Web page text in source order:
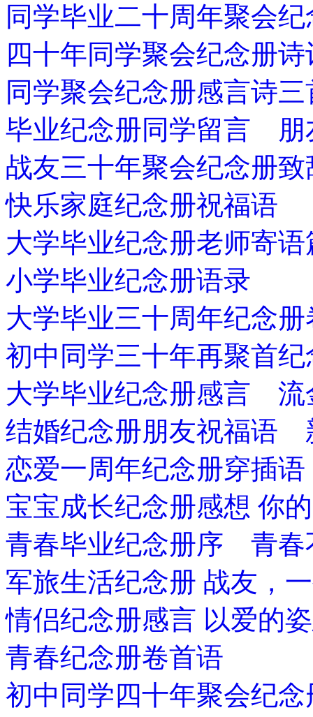
同学毕业二十周年聚会
四十年同学聚会纪念册
同学聚会纪念册感言诗三
毕业纪念册同学留言 朋
战友三十年聚会纪念册致
快乐家庭纪念册祝福语
大学毕业纪念册老师寄语
小学毕业纪念册语录
大学毕业三十周年纪念册
初中同学三十年再聚首
大学毕业纪念册感言 流
结婚纪念册朋友祝福语
恋爱一周年纪念册穿插
宝宝成长纪念册感想 你
青春毕业纪念册序 青春
军旅生活纪念册 战友，
情侣纪念册感言 以爱的
青春纪念册卷首语
初中同学四十年聚会纪